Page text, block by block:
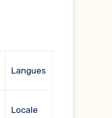
Langues
Locale